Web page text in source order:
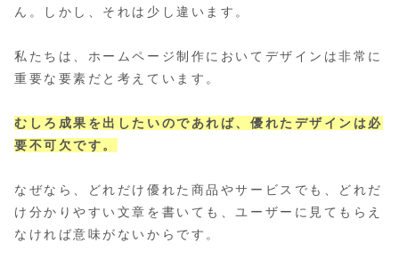
ん。しかし、それは少し違います。
私たちは、ホームページ制作においてデザインは非常に
重要な要素だと考えています。
むしろ成果を出したいのであれば、優れたデザインは必
要不可欠です。
なぜなら、どれだけ優れた商品やサービスでも、どれだ
け分かりやすい文章を書いても、ユーザーに見てもらえ
なければ意味がないからです。